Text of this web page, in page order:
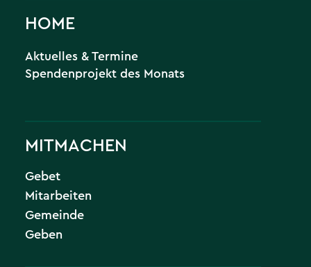
HOME
Aktuelles & Termine
Spendenprojekt des Monats
MITMACHEN
Gebet
Mitarbeiten
Gemeinde
Geben